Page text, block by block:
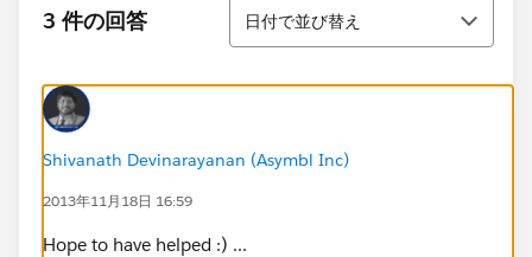
3 件の回答
並び替え
日付で並び替え
Shivanath Devinarayanan (Asymbl Inc)
2013年11月18日 16:59
Hope to have helped :) ...